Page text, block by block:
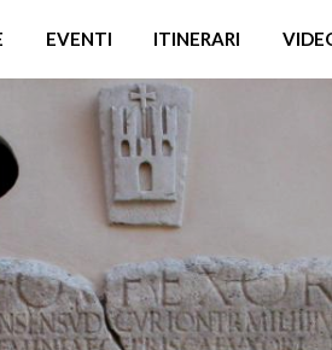
EVENTI ITINERARI